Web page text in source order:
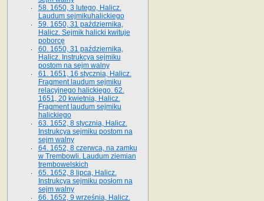
58. 1650, 3 lutego, Halicz.
Laudum sejmikuhalickiego
59. 1650, 31 października,
Halicz. Sejmik halicki kwituje
poborcę
60. 1650, 31 października,
Halicz. Instrukcya sejmiku
postom na sejm walny
61. 1651, 16 stycznia, Halicz.
Fragment laudum sejmiku
relacyjnego halickiego. 62.
1651, 20 kwietnia, Halicz.
Fragment laudum sejmiku
halickiego
63. 1652, 8 stycznia, Halicz.
Instrukcya sejmiku postom na
sejm walny
64. 1652, 8 czerwca, na zamku
w Trembowli. Laudum ziemian
trembowelskich
65. 1652, 8 lipca, Halicz.
Instrukcya sejmiku posłom na
sejm walny
66. 1652, 9 września, Halicz.